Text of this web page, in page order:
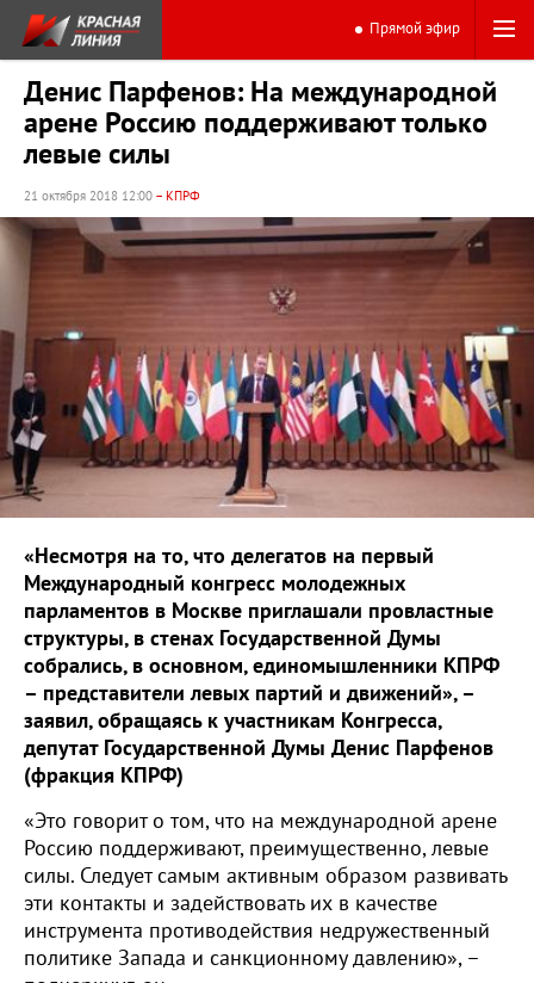
Прямой эфир
Денис Парфенов: На международной
арене Россию поддерживают только
левые силы
21 октября 2018 12:00 – КПРФ
«Несмотря на то, что делегатов на первый
Международный конгресс молодежных
парламентов в Москве приглашали провластные
структуры, в стенах Государственной Думы
собрались, в основном, единомышленники КПРФ
– представители левых партий и движений», –
заявил, обращаясь к участникам Конгресса,
депутат Государственной Думы Денис Парфенов
(фракция КПРФ)
«Это говорит о том, что на международной арене
Россию поддерживают, преимущественно, левые
силы. Следует самым активным образом развивать
эти контакты и задействовать их в качестве
инструмента противодействия недружественный
политике Запада и санкционному давлению», –